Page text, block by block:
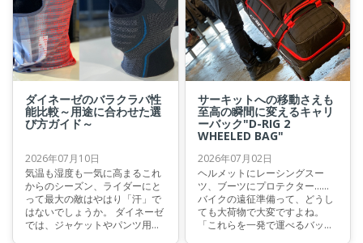
ダイネーゼのバラクラバ性
能比較～用途に合わせた選
び方ガイド～
2026年07月10日
気温も湿度も一気に高まるこれ
からのシーズン、ライダーにと
って最大の敵はやはり「汗」で
はないでしょうか。 ダイネーゼ
では、ジャケットやパンツ用の
サーキットへの移動さえも
至高の瞬間に変えるキャリ
ーバック"D-RIG 2
WHEELED BAG"
2026年07月02日
ヘルメットにレーシングスー
ツ、ブーツにプロテクター……
バイクの遠征準備って、どうし
ても大荷物で大変ですよね。
「これらを一発で運べるバッグ